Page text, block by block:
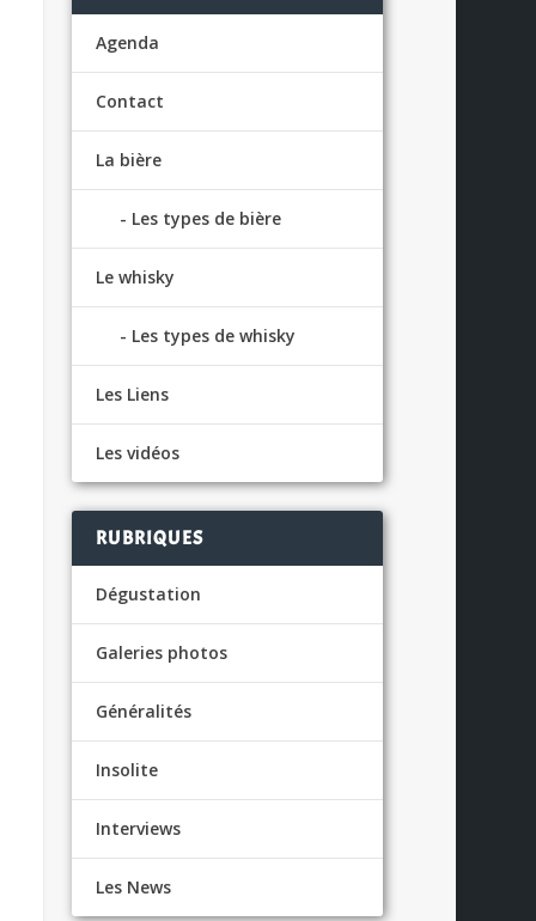
Agenda
Contact
La bière
Les types de bière
Le whisky
Les types de whisky
Les Liens
Les vidéos
RUBRIQUES
Dégustation
Galeries photos
Généralités
Insolite
Interviews
Les News